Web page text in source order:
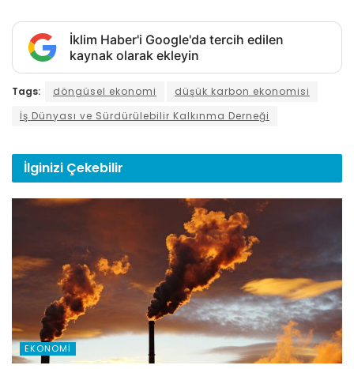
İklim Haber'i Google'da tercih edilen
kaynak olarak ekleyin
Tags: döngüsel ekonomi
düşük karbon ekonomisi
İş Dünyası ve Sürdürülebilir Kalkınma Derneği
İlginizi Çekebilir
EKONOMI